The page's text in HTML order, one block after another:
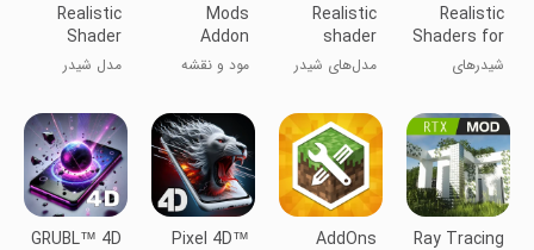
Realistic
Shaders for
Minecraf
شیدرهای
ماینکرفت
Realistic
shader
mods.
Shaders for
مدل‌های شیدر
شیدرهای
MCPE
Mods
Addon
Skins for
Minecraft
مود و نقشه
Realistic
Shader
Mod
Minecraft
مدل شیدر
ماینکرافت
Ray Tracing
AddOns
Pixel 4D™
GRUBL™ 4D